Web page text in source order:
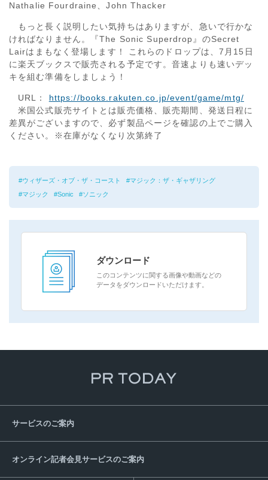
Nathalie Fourdraine、John Thacker
もっと長く説明したい気持ちはありますが、急いで行かな
ければなりません。『The Sonic Superdrop』のSecret
Lairはまもなく登場します！ これらのドロップは、7月15日
に楽天ブックスで販売される予定です。音速よりも速いデッ
キを組む準備をしましょう！
URL： https://books.rakuten.co.jp/event/game/mtg/
米国公式販売サイトとは販売価格、販売期間、発送日程に
差異がございますので、必ず製品ページを確認の上でご購入
ください。※在庫がなくなり次第終了
ウィザーズ・オブ・ザ・コースト
マジック：ザ・ギャザリング
マジック
Sonic ソニック
ダウンロード
このコンテンツに関する画像や動画などの
データをダウンロードいただけます。
サービスのご案内
オンライン記者会見サービスのご案内